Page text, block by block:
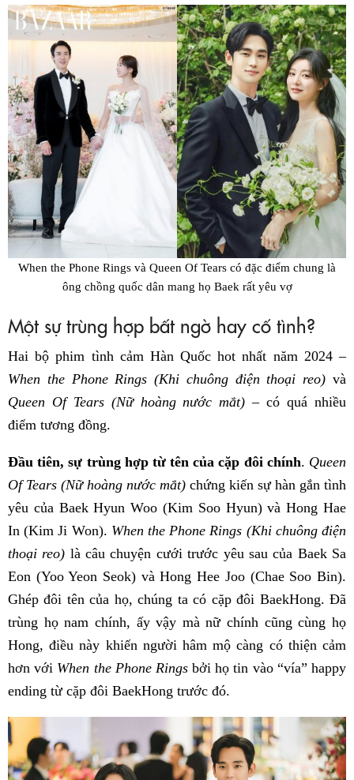
When the Phone Rings và Queen Of Tears có đặc điểm chung là
ông chồng quốc dân mang họ Baek rất yêu vợ
Một sự trùng hợp bất ngờ hay cố tình?
Hai bộ phim tình cảm Hàn Quốc hot nhất năm 2024 –
When the Phone Rings (Khi chuông điện thoại reo) và
Queen Of Tears (Nữ hoàng nước mắt)– có quá nhiều
điểm tương đồng.
Đầu tiên, sự trùng hợp từ tên của cặp đôi chính. Queen
Of Tears (Nữ hoàng nước mắt) chứng kiến sự hàn gắn tình
yêu của Baek Hyun Woo (Kim Soo Hyun) và Hong Hae
In (Kim Ji Won). When the Phone Rings (Khi chuông điện
thoại reo) là câu chuyện cưới trước yêu sau của Baek Sa
Eon (Yoo Yeon Seok) và Hong Hee Joo (Chae Soo Bin).
Ghép đôi tên của họ, chúng ta có cặp đôi BaekHong. Đã
trùng họ nam chính, ấy vậy mà nữ chính cũng cùng họ
Hong, điều này khiến người hâm mộ càng có thiện cảm
hơn với When the Phone Ringsbởi họ tin vào “vía” happy
ending từ cặp đôi BaekHong trước đó.